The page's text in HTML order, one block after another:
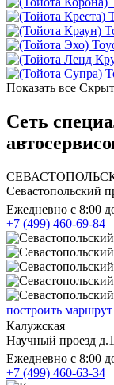
Показать все
Сеть
Севастопольский
Ежедневно с 8:00
+7 (499) 460-69-84
построить маршрут
Калужская
Научный проезд
Ежедневно с 8:00
+7 (499) 460-63-34